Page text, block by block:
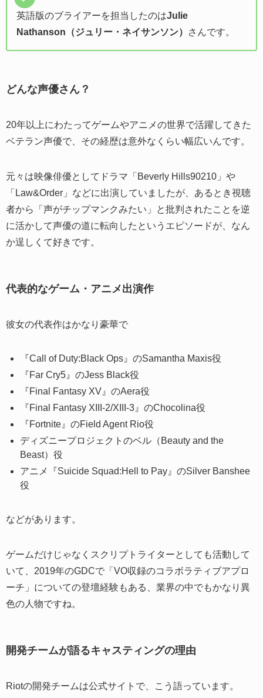
英語版のブライアーを担当したのはJulie
Nathanson（ジュリー・ネイサンソン）
さんです。
どんな声優さん？
20年以上にわたってゲームやアニメの世界で活躍してきた
ベテラン声優で、その経歴は意外なくらい幅広いんです。
元々は映像俳優としてドラマ「Beverly Hills90210」や
「Law&Order」などに出演していましたが、あるとき視聴
者から「声がチップマンクみたい」と批判されたことを逆
に活かして声優の道に転向したというエピソードが、なん
か逞しくて好きです。
代表的なゲーム・アニメ出演作
彼女の代表作はかなり豪華で
『Call of Duty:Black Ops』のSamantha Maxis役
『Far Cry5』のJess Black役
『Final Fantasy XV』のAera役
『Final Fantasy XIII-2/XIII-3』のChocolina役
『Fortnite』のField Agent Rio役
ディズニープロジェクトのベル（Beauty and the
Beast）役
アニメ『Suicide Squad:Hell to Pay』のSilver Banshee
役
などがあります。
ゲームだけじゃなくスクリプトライターとしても活動して
いて、2019年のGDCで「VO収録のコラボラティブアプロ
ーチ」についての登壇経験もある、業界の中でもかなり異
色の人物ですね。
開発チームが語るキャスティングの理由
Riotの開発チームは公式サイトで、こう語っています。